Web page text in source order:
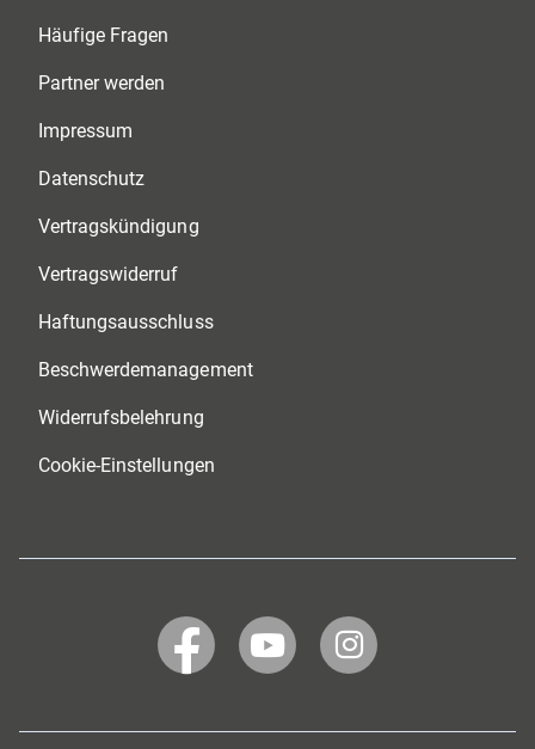
Häufige Fragen
Partner werden
Impressum
Datenschutz
Vertragskündigung
Vertragswiderruf
Haftungsausschluss
Beschwerdemanagement
Widerrufsbelehrung
Cookie-Einstellungen
WERTGARANTIE
bei
WERTGARANTIE
bei
WERTGARANTIE
bei